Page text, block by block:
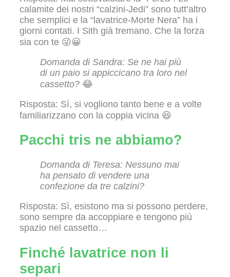
calamite dei nostri “calzini-Jedi” sono tutt’altro
che semplici e la “lavatrice-Morte Nera” ha i
giorni contati. I Sith già tremano. Che la forza
sia con te 😜😀
Domanda di Sandra: Se ne hai più
di un paio si appiccicano tra loro nel
cassetto? 😂
Risposta: Sì, si vogliono tanto bene e a volte
familiarizzano con la coppia vicina 😆
Pacchi tris ne abbiamo?
Domanda di Teresa: Nessuno mai
ha pensato di vendere una
confezione da tre calzini?
Risposta: Sì, esistono ma si possono perdere,
sono sempre da accoppiare e tengono più
spazio nel cassetto…
Finché lavatrice non li
separi